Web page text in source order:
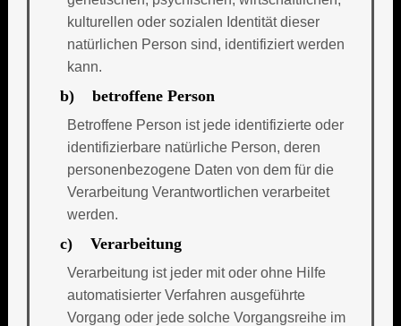
kulturellen oder sozialen Identität dieser
natürlichen Person sind, identifiziert werden
kann.
b) betroffene Person
Betroffene Person ist jede identifizierte oder
identifizierbare natürliche Person, deren
personenbezogene Daten von dem für die
Verarbeitung Verantwortlichen verarbeitet
werden.
c) Verarbeitung
Verarbeitung ist jeder mit oder ohne Hilfe
automatisierter Verfahren ausgeführte
Vorgang oder jede solche Vorgangsreihe im